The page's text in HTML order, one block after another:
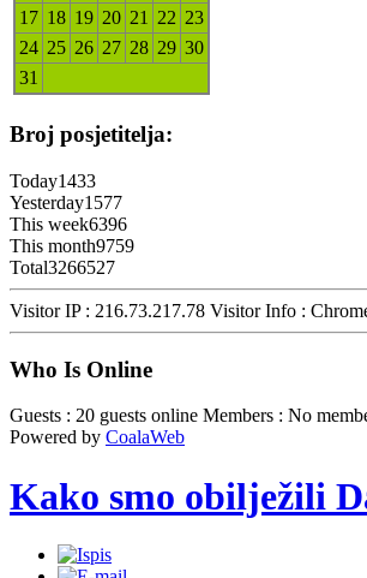
17 18 19 20 21 22 23
24 25 26 27 28 29 30
31
Broj posjetitelja:
Today1433
Yesterday1577
This week6396
This month9759
Total3266527
Visitor IP : 216.73.217.78 Visitor Info :
Who Is Online
Guests : 20 guests online Members : No
Powered by CoalaWeb
Kako smo obilježili